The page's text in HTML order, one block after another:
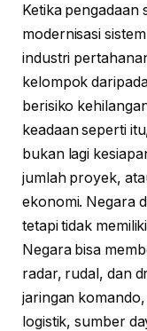
Ketika pengadaan
modernisasi
industri
kelompok
berisiko
keadaan seperti
bukan lagi
jumlah proyek,
ekonomi. Negara
tetapi tidak
Negara bisa
radar, rudal, dan
jaringan
logistik, sumber